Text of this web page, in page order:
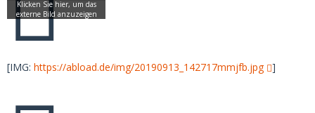
[IMG: https://abload.de/img/20190913_142717mmjfb.jpg ]